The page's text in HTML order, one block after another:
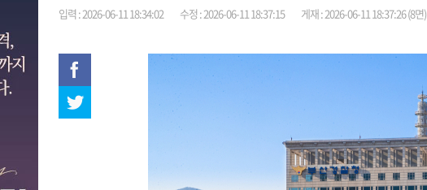
입력 : 2026-06-11 18:34:02 수정 : 2026-06-11 18:37:15 게재 : 2026-06-11 18:37:26 (8면)